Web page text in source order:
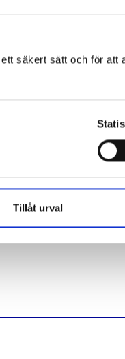
säkert sätt och för att
Tillåt urval
liv och hälsa.
han sitt
därför
löneavtal som